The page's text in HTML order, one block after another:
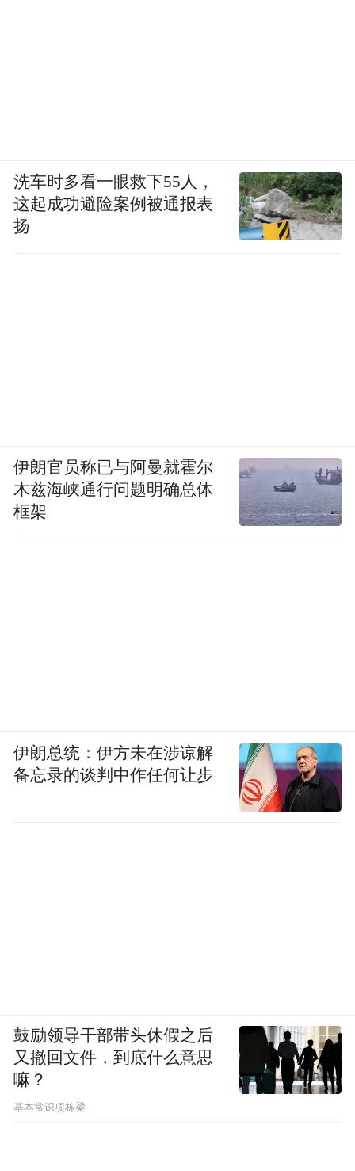
洗车时多看一眼救下55人，
这起成功避险案例被通报表
扬
伊朗官员称已与阿曼就霍尔
木兹海峡通行问题明确总体
框架
伊朗总统：伊方未在涉谅解
备忘录的谈判中作任何让步
鼓励领导干部带头休假之后
又撤回文件，到底什么意思
嘛？
基本常识项栋梁